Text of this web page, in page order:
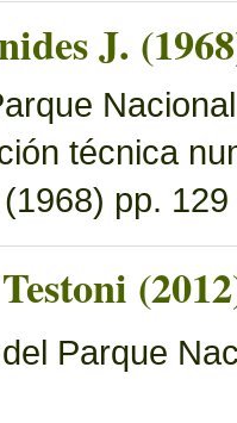
J.
técnica
pp.
Parque